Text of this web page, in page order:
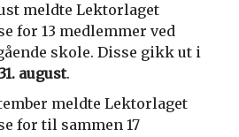
meldte Lektorlaget
for 13 medlemmer ved
skole. Disse gikk ut i
august.
meldte Lektorlaget
for til sammen 17